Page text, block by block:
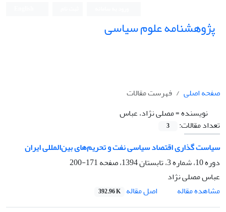
پژوهشنامه علوم سیاسی
صفحه اصلی
فهرست مقالات
نویسنده =مصلی نژاد، عباس
تعداد مقالات:
3
سیاست گذاری اقتصاد سیاسی نفت و تحریم‌های بین‌المللی ایران
دوره 10، شماره 3، تابستان 1394، صفحه
171-200
عباس مصلی نژاد
مشاهده مقاله
اصل مقاله 392.96 K